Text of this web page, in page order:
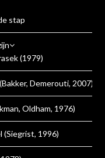
stap
(1979)
Demerouti, 2007)
Oldham, 1976)
(Siegrist, 1996)